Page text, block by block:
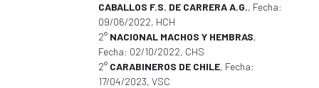
CABALLOS F.S. DE CARRERA A.G., Fecha:
09/06/2022, HCH
2° NACIONAL MACHOS Y HEMBRAS,
Fecha: 02/10/2022, CHS
2° CARABINEROS DE CHILE, Fecha:
17/04/2023, VSC